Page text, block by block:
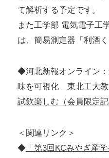
て解析する予定です。
また工学部 電気電子工
は、簡易測定器「利酒
◆河北新報オンライン：
味を可視化 東北工大教
試飲楽しむ（会員限定記
＜関連リンク＞
◆「第3回KCみやぎ産